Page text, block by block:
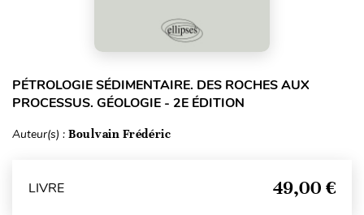
PÉTROLOGIE SÉDIMENTAIRE. DES ROCHES AUX
PROCESSUS. GÉOLOGIE - 2E ÉDITION
Auteur(s) : Boulvain Frédéric
LIVRE 49,00 €